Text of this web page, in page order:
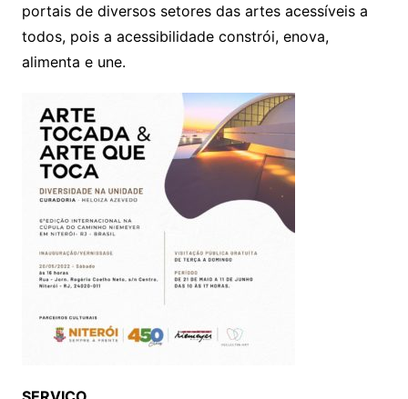
portais de diversos setores das artes acessíveis a
todos, pois a acessibilidade constrói, enova,
alimenta e une.